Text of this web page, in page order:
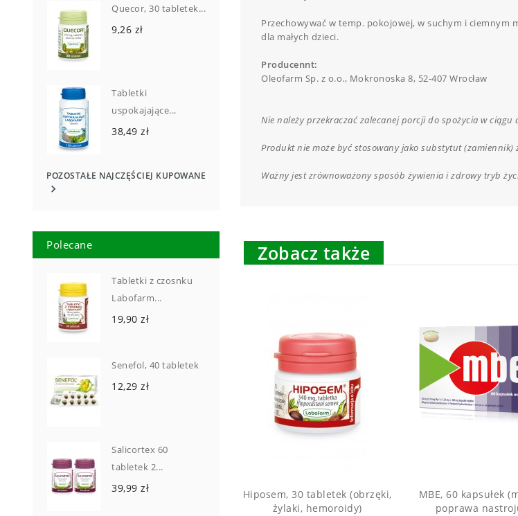
Quecor, 30 tabletek...
9,26 zł
Tabletki
uspokajające...
38,49 zł
POZOSTAŁE NAJCZĘŚCIEJ KUPOWANE

Polecane
Tabletki z czosnku
Labofarm...
19,90 zł
Senefol, 40 tabletek
12,29 zł
Salicortex 60
tabletek 2...
39,99 zł
Przechowywać w temp. pokojowej, w suchym i
dla małych dzieci.
Producennt:
Oleofarm Sp. z o.o., Mokronoska 8, 52-407 Wrocław
Nie należy przekraczać zalecanej porcji do spożycia w ciągu
Produkt nie może być stosowany jako substytut (zamiennik)
Ważny jest zrównoważony sposób żywienia i zdrowy tryb
Zobacz także
Hiposem, 30 tabletek (obrzęki,
żylaki, hemoroidy)
MBE, 60 kapsułek
poprawa